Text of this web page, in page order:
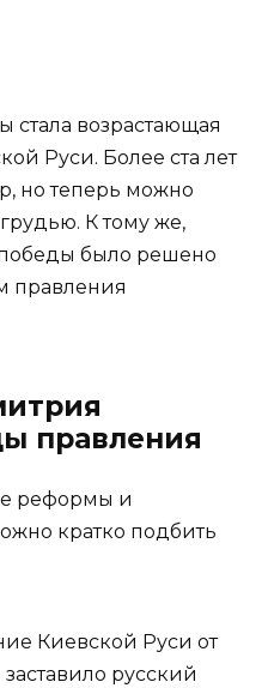
возрастающая
Руси. Более ста лет
но теперь можно
К тому же,
было решено
правления
правления
реформы и
кратко подбить
Киевской Руси от
русский